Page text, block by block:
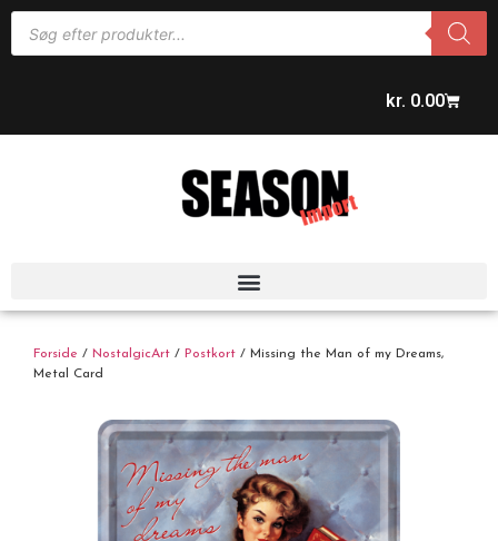
kr. 0.00
Forside / NostalgicArt / Postkort / Missing the Man of my Dreams,
Metal Card